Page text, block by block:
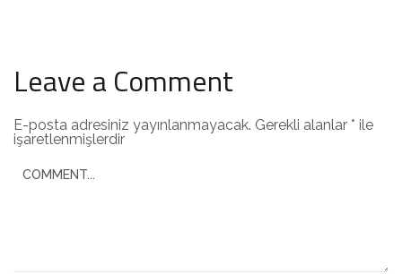
Leave a Comment
E-posta adresiniz yayınlanmayacak. Gerekli alanlar * ile
işaretlenmişlerdir